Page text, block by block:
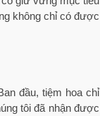
không chỉ có được
đầu, tiệm hoa chỉ
tôi đã nhận được